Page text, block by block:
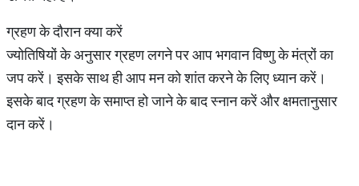
ग्रहण के दौरान क्या करें
ज्योतिषियों के अनुसार ग्रहण लगने पर आप भगवान विष्णु के मंत्रों का
जप करें। इसके साथ ही आप मन को शांत करने के लिए ध्यान करें।
इसके बाद ग्रहण के समाप्त हो जाने के बाद स्नान करें और क्षमतानुसार
दान करें।